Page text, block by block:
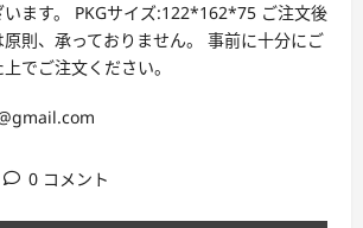
います。 PKGサイズ:122*162*75 ご注文後
則、承っておりません。 事前に十分にご
でご注文ください。
0 コメント